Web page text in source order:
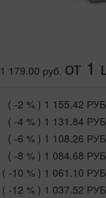
1 179.00 руб. от 1
( -2 % ) 1 155.42
( -4 % ) 1 131.84
( -6 % ) 1 108.26
( -8 % ) 1 084.68
( -10 % ) 1 061.10
( -12 % ) 1 037.52